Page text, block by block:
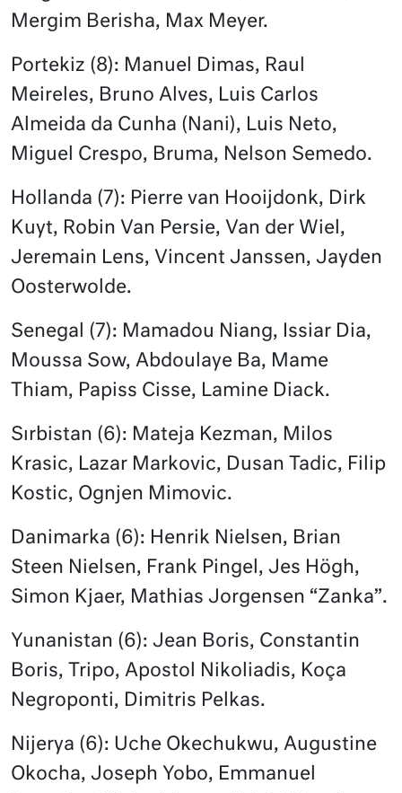
Mergim Berisha, Max Meyer.
Portekiz (8): Manuel Dimas, Raul
Meireles, Bruno Alves, Luis Carlos
Almeida da Cunha (Nani), Luis Neto,
Miguel Crespo, Bruma, Nelson Semedo.
Hollanda (7): Pierre van Hooijdonk, Dirk
Kuyt, Robin Van Persie, Van der Wiel,
Jeremain Lens, Vincent Janssen, Jayden
Oosterwolde.
Senegal (7): Mamadou Niang, Issiar Dia,
Moussa Sow, Abdoulaye Ba, Mame
Thiam, Papiss Cisse, Lamine Diack.
Sırbistan (6): Mateja Kezman, Milos
Krasic, Lazar Markovic, Dusan Tadic, Filip
Kostic, Ognjen Mimovic.
Danimarka (6): Henrik Nielsen, Brian
Steen Nielsen, Frank Pingel, Jes Högh,
Simon Kjaer, Mathias Jorgensen “Zanka”.
Yunanistan (6): Jean Boris, Constantin
Boris, Tripo, Apostol Nikoliadis, Koça
Negroponti, Dimitris Pelkas.
Nijerya (6): Uche Okechukwu, Augustine
Okocha, Joseph Yobo, Emmanuel